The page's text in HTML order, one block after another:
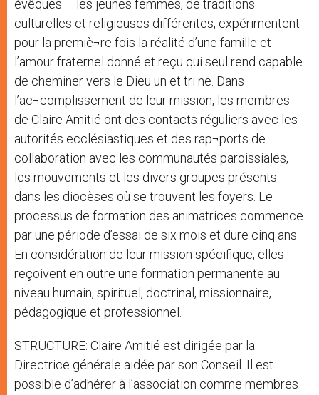
évêques – les jeunes femmes, de traditions
culturelles et religieuses différentes, expérimentent
pour la premiè¬re fois la réalité d’une famille et
l’amour fraternel donné et reçu qui seul rend capable
de cheminer vers le Dieu un et tri ne. Dans
l’ac¬complissement de leur mission, les membres
de Claire Amitié ont des contacts réguliers avec les
autorités ecclésiastiques et des rap¬ports de
collaboration avec les communautés paroissiales,
les mouvements et les divers groupes présents
dans les diocèses où se trouvent les foyers. Le
processus de formation des animatrices commence
par une période d’essai de six mois et dure cinq ans.
En considération de leur mission spécifique, elles
reçoivent en outre une formation permanente au
niveau humain, spirituel, doctrinal, missionnaire,
pédagogique et professionnel.
STRUCTURE: Claire Amitié est dirigée par la
Directrice générale aidée par son Conseil. Il est
possible d’adhérer à l’association comme membres